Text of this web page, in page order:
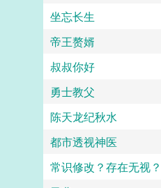
坐忘长生
帝王赘婿
叔叔你好
勇士教父
陈天龙纪秋水
都市透视神医